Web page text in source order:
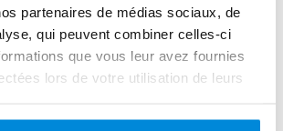
partenaires de médias sociaux, de
qui peuvent combiner celles-ci
que vous leur avez fournies
lors de votre utilisation de leurs
MILONE